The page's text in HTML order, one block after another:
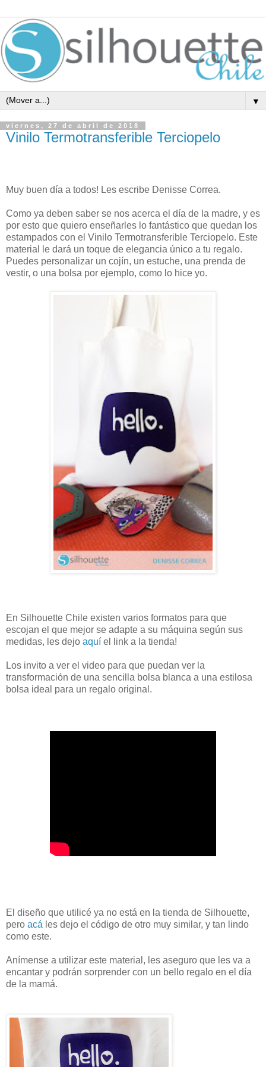
▼
viernes, 27 de abril de 2018
Vinilo Termotransferible Terciopelo
Muy buen día a todos! Les escribe Denisse Correa.
Como ya deben saber se nos acerca el día de la madre, y es
por esto que quiero enseñarles lo fantástico que quedan los
estampados con el Vinilo Termotransferible Terciopelo. Este
material le dará un toque de elegancia único a tu regalo.
Puedes personalizar un cojín, un estuche, una prenda de
vestir, o una bolsa por ejemplo, como lo hice yo.
En Silhouette Chile existen varios formatos para que
escojan el que mejor se adapte a su máquina según sus
medidas, les dejo aquí el link a la tienda!
Los invito a ver el video para que puedan ver la
transformación de una sencilla bolsa blanca a una estilosa
bolsa ideal para un regalo original.
El diseño que utilicé ya no está en la tienda de Silhouette,
pero acá les dejo el código de otro muy similar, y tan lindo
como este.
Anímense a utilizar este material, les aseguro que les va a
encantar y podrán sorprender con un bello regalo en el día
de la mamá.